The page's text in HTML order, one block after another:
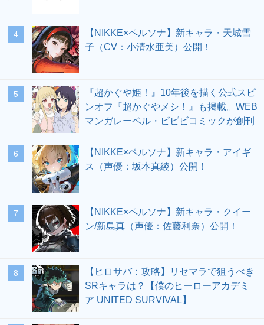
4
【NIKKE×ペルソナ】新キャラ・天城雪
子（CV：小清水亜美）公開！
5
『超かぐや姫！』10年後を描く公式スピ
ンオフ『超かぐやメシ！』も掲載。WEB
マンガレーベル・ビビビコミックが創刊
6
【NIKKE×ペルソナ】新キャラ・アイギ
ス（声優：坂本真綾）公開！
7
【NIKKE×ペルソナ】新キャラ・クイー
ン/新島真（声優：佐藤利奈）公開！
8
【ヒロサバ：攻略】リセマラで狙うべき
SRキャラは？【僕のヒーローアカデミ
ア UNITED SURVIVAL】